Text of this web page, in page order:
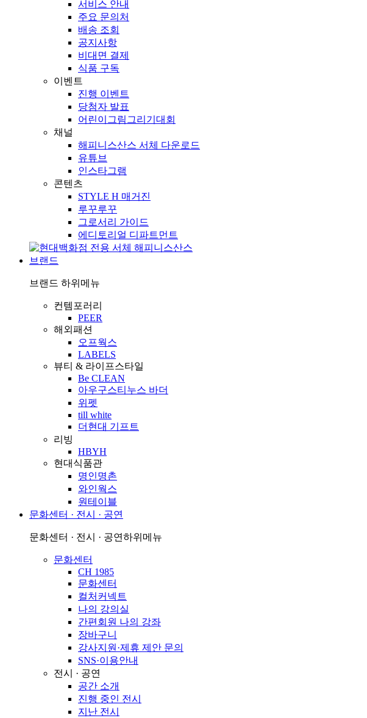
서비스 안내
주요 문의처
배송 조회
공지사항
비대면 결제
식품 구독
이벤트
진행 이벤트
당첨자 발표
어린이그림그리기대회
채널
해피니스산스 서체 다운로드
유튜브
인스타그램
콘텐츠
STYLE H 매거진
루꾸루꾸
그로서리 가이드
에디토리얼 디파트먼트
브랜드
브랜드 하위메뉴
컨템포러리
PEER
해외패션
오프웍스
LABELS
뷰티 & 라이프스타일
Be CLEAN
아우구스티누스 바더
위펫
till white
더현대 기프트
리빙
HBYH
현대식품관
명인명촌
와인웍스
원테이블
문화센터 · 전시 · 공연
문화센터 · 전시 · 공연하위메뉴
문화센터
CH 1985
문화센터
컬처커넥트
나의 강의실
간편회원 나의 강좌
장바구니
강사지원·제휴 제안 문의
SNS·이용안내
전시 · 공연
공간 소개
진행 중인 전시
지난 전시